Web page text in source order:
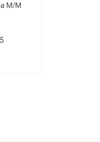
M/M